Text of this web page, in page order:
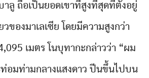
าลู ถือเป็นยอดเขาที่สูงที่สุดที่ตั้งอยู่
วของมาเลเซีย โดยมีความสูงกว่า
เมตร โนบุทากะกล่าวว่า “ผม
ท่อมท่ามกลางแสงดาว ปีนขึ้นไปบน